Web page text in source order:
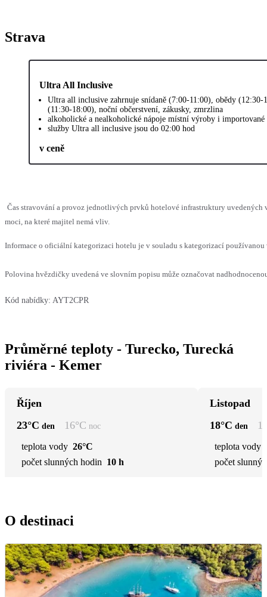
Strava
Ultra All Inclusive
Ultra all inclusive zahrnuje snídaně (7:00-11:00), obědy
(11:30-18:00), noční občerstvení, zákusky, zmrzlina
alkoholické a nealkoholické nápoje místní výroby i importované
služby Ultra all inclusive jsou do 02:00 hod
v ceně
Čas stravování a provoz jednotlivých prvků hotelové infrastruktury uvedených
moci, na které majitel nemá vliv.
Informace o oficiální kategorizaci hotelu je v souladu s kategorizací
Polovina hvězdičky uvedená ve slovním popisu může označovat
Kód nabídky: AYT2CPR
Průměrné teploty - Turecko, Turecká
riviéra - Kemer
Říjen
23°C den 16°C noc
teplota vody 26°C
počet slunných hodin 10 h
Listopad
18°C den
teplota vody
počet
O destinaci